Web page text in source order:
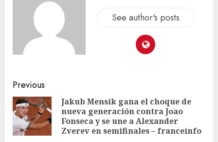
See author's posts
Previous
Jakub Mensik gana el choque de
nueva generación contra Joao
Fonseca y se une a Alexander
Zverev en semifinales – franceinfo